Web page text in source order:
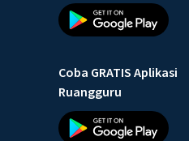
Coba GRATIS Aplikasi
Ruangguru